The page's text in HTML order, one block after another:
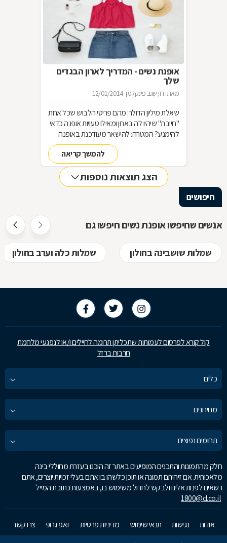
אופנת נשים - המדריך לארון הבגדים
שלך
מאת: רון שגב פינקלמן 12/01/2014
שאלת מיליון הדולר: מהם פריטי הלבוש שכל אחת
"חייבת" שיהיו לה בארון ומאילו טעויות אופנה כדאי
להימנע? המטרה: להישאר מעודכנת באופנה
מבלי להחליף מלתחה שלמה כל עונה האמצעי:
להמשך קריאה
הצג תוצאות נוספות
חיפושים
אנשים שחיפשו אופנת נשים חיפשו גם
שמלות שושבינה בחולון שמלות כלה וערב בחולון
קול קורא לפרסום לעמותות שתכליתן תרומה לחיילים ו/או לנפגעי מלחמת
חרבות ברזל
כלים
מחירונים
תחומים נפוצים
חלק מהתמונות והתכנים המופיעים באתר זה הוכנו בעזרת מחוללי בינה
מלאכותית. אם זיהיתם תמונה או תוכן כלשהו בו אתם בעלי זכויות יוצרים, אתם
רשאים לפנות אלינו ולבקש לחדול משימוש בו, באמצעות כתובת המייל
1800@d.co.il
אודות נגישות תנאי שימוש מדיניות פרטיות זאפ גרופ
צרו קשר